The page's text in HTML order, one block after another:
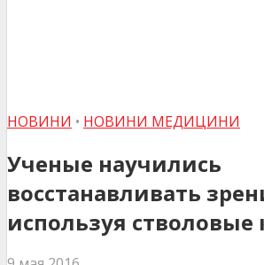
НОВИНИ • НОВИНИ МЕДИЦИНИ
Ученые научились
восстанавливать
используя стволовые